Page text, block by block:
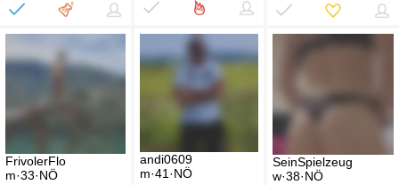
FrivolerFlo
m·33·NÖ
andi0609
m·41·NÖ
SeinSpielzeug
w·38·NÖ